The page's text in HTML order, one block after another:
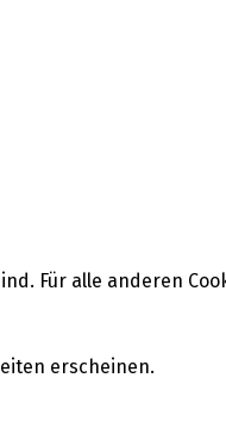
Für alle anderen
erscheinen.